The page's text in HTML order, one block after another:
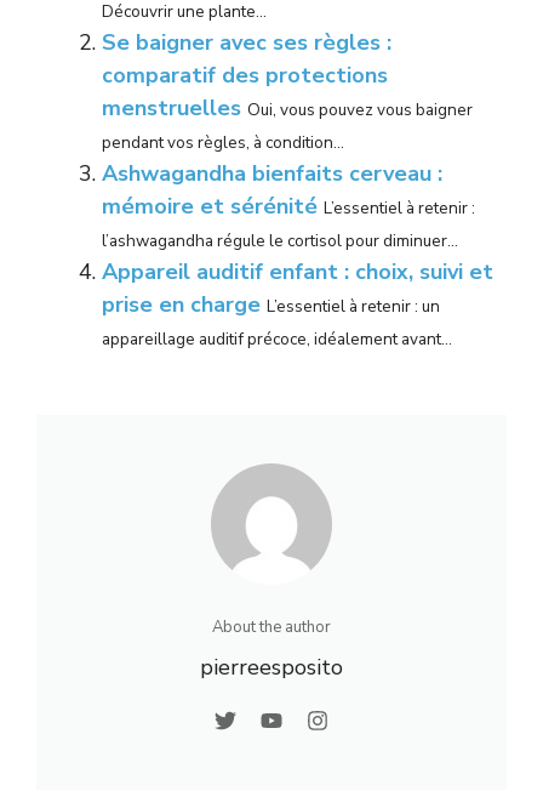
Découvrir une plante...
Se baigner avec ses règles :
comparatif des protections
menstruelles Oui, vous pouvez vous baigner
pendant vos règles, à condition...
Ashwagandha bienfaits cerveau :
mémoire et sérénité L’essentiel à retenir :
l’ashwagandha régule le cortisol pour diminuer...
Appareil auditif enfant : choix, suivi et
prise en charge L’essentiel à retenir : un
appareillage auditif précoce, idéalement avant...
About the author
pierreesposito